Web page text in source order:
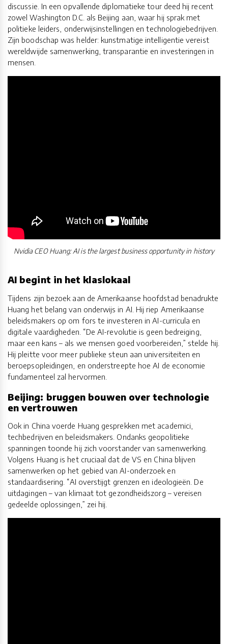
discussie. In een opvallende diplomatieke tour deed hij recent
zowel Washington D.C. als Beijing aan, waar hij sprak met
politieke leiders, onderwijsinstellingen en technologiebedrijven.
Zijn boodschap was helder: kunstmatige intelligentie vereist
wereldwijde samenwerking, transparantie en investeringen in
mensen.
Nvidia CEO Huang: AI is the largest business opportunity in history
AI begint in het klaslokaal
Tijdens zijn bezoek aan de Amerikaanse hoofdstad benadrukte
Huang het belang van onderwijs in AI. Hij riep Amerikaanse
beleidsmakers op om fors te investeren in AI-curricula en
digitale vaardigheden. “De AI-revolutie is geen bedreiging,
maar een kans – als we mensen goed voorbereiden,” stelde hij.
Hij pleitte voor meer publieke steun aan universiteiten en
beroepsopleidingen, en onderstreepte hoe AI de economie
fundamenteel zal hervormen.
Beijing: bruggen bouwen over technologie
en vertrouwen
Ook in China voerde Huang gesprekken met academici,
techbedrijven en beleidsmakers. Ondanks geopolitieke
spanningen toonde hij zich voorstander van samenwerking.
Volgens Huang is het cruciaal dat de VS en China blijven
samenwerken op het gebied van AI-onderzoek en
standaardisering. “AI overstijgt grenzen en ideologieën. De
uitdagingen – van klimaat tot gezondheidszorg – vereisen
gedeelde oplossingen,” zei hij.